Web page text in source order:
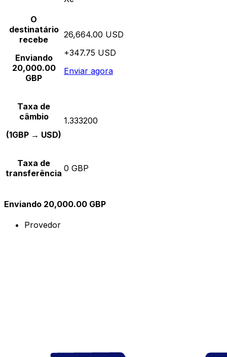
O
destinatário
recebe
Enviando
20,000.00
GBP
26,664.00 USD
+347.75 USD
Enviar agora
Taxa de
câmbio
(1GBP → USD)
1.333200
Taxa de
transferência 0 GBP
Enviando 20,000.00 GBP
Provedor